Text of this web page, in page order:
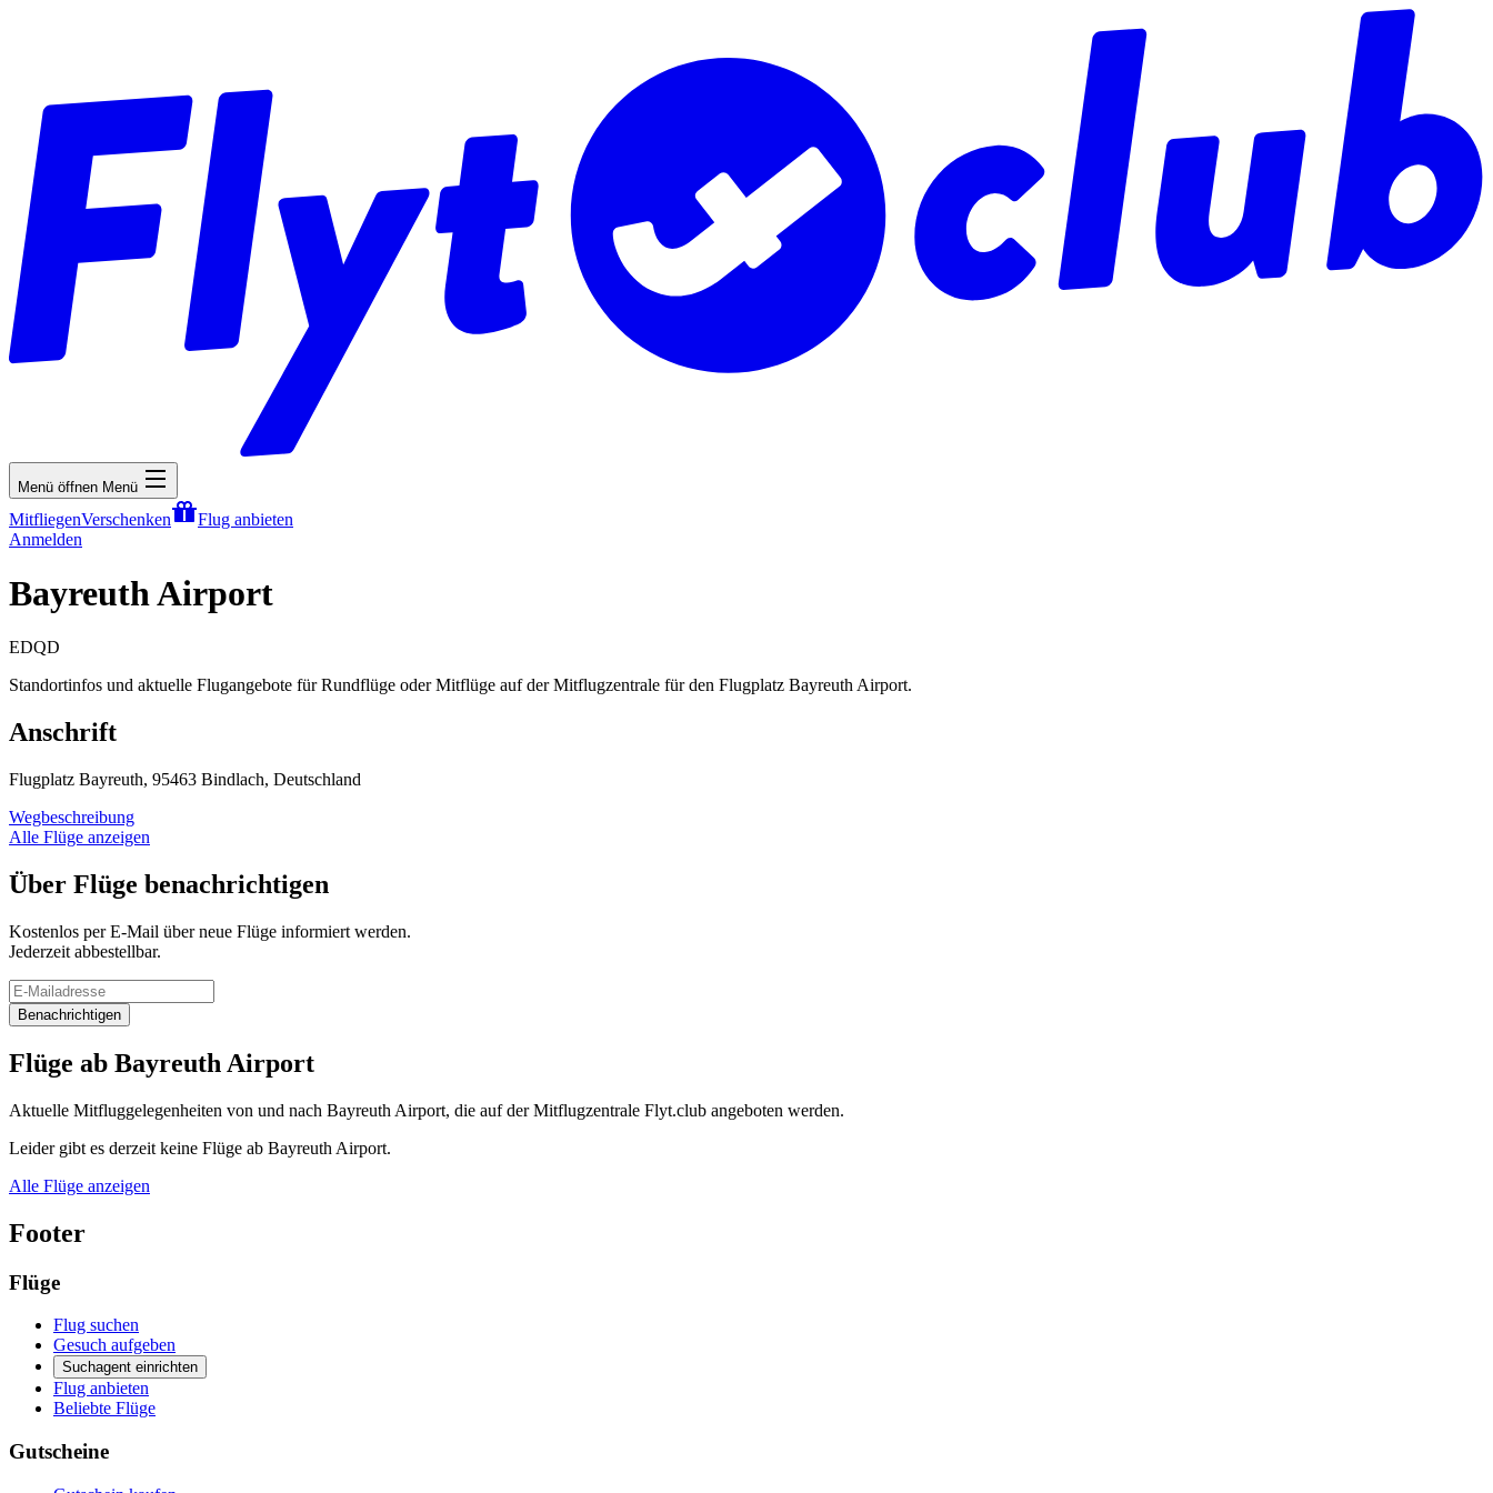
Menü öffnen Menü
MitfliegenVerschenken
Flug anbieten
Anmelden
Bayreuth Airport
EDQD
Standortinfos und aktuelle Flugangebote für Rundflüge oder Mitflüge auf der Mitflugzentrale für den Flugplatz Bayreuth Airport.
Anschrift
Flugplatz Bayreuth, 95463 Bindlach, Deutschland
Wegbeschreibung
Alle Flüge anzeigen
Über Flüge benachrichtigen
Kostenlos per E-Mail über neue Flüge informiert werden.
Jederzeit abbestellbar.
Benachrichtigen
Flüge ab Bayreuth Airport
Aktuelle Mitfluggelegenheiten von und nach Bayreuth Airport, die auf der Mitflugzentrale Flyt.club angeboten werden.
Leider gibt es derzeit keine Flüge ab Bayreuth Airport.
Alle Flüge anzeigen
Footer
Flüge
Flug suchen
Gesuch aufgeben
Suchagent einrichten
Flug anbieten
Beliebte Flüge
Gutscheine